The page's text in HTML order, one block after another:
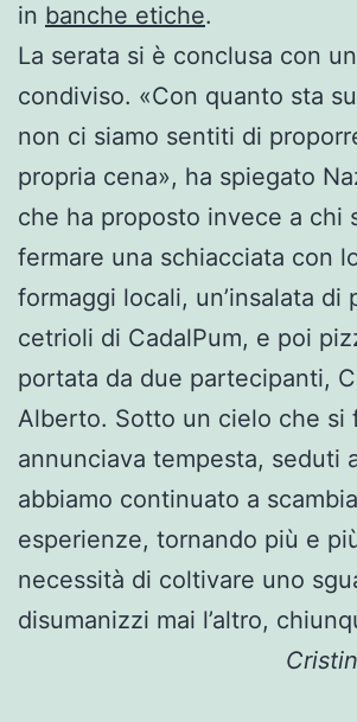
in banche etiche.
La serata si è conclusa con
condiviso. «Con quanto sta
non ci siamo sentiti di
propria cena», ha spiegato
che ha proposto invece a chi
fermare una schiacciata con
formaggi locali, un’insalata di
cetrioli di CadalPum, e poi
portata da due partecipanti,
Alberto. Sotto un cielo che si
annunciava tempesta, seduti
abbiamo continuato a
esperienze, tornando più e
necessità di coltivare uno
disumanizzi mai l’altro,